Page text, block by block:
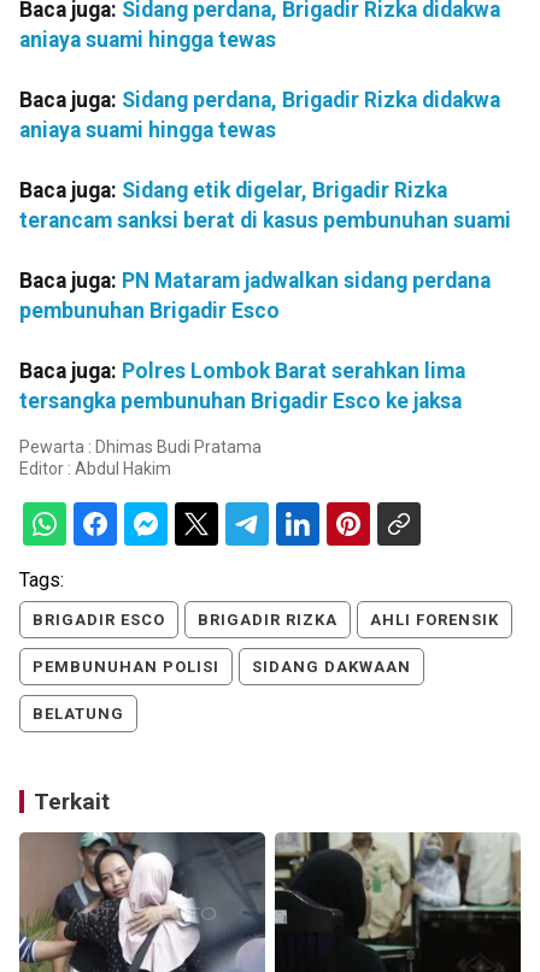
Baca juga: Sidang perdana, Brigadir Rizka didakwa
aniaya suami hingga tewas
Baca juga: Sidang perdana, Brigadir Rizka didakwa
aniaya suami hingga tewas
Baca juga: Sidang etik digelar, Brigadir Rizka
terancam sanksi berat di kasus pembunuhan suami
Baca juga: PN Mataram jadwalkan sidang perdana
pembunuhan Brigadir Esco
Baca juga: Polres Lombok Barat serahkan lima
tersangka pembunuhan Brigadir Esco ke jaksa
Pewarta : Dhimas Budi Pratama
Editor : Abdul Hakim
Tags:
BRIGADIR ESCO BRIGADIR RIZKA AHLI FORENSIK
PEMBUNUHAN POLISI SIDANG DAKWAAN
BELATUNG
Terkait